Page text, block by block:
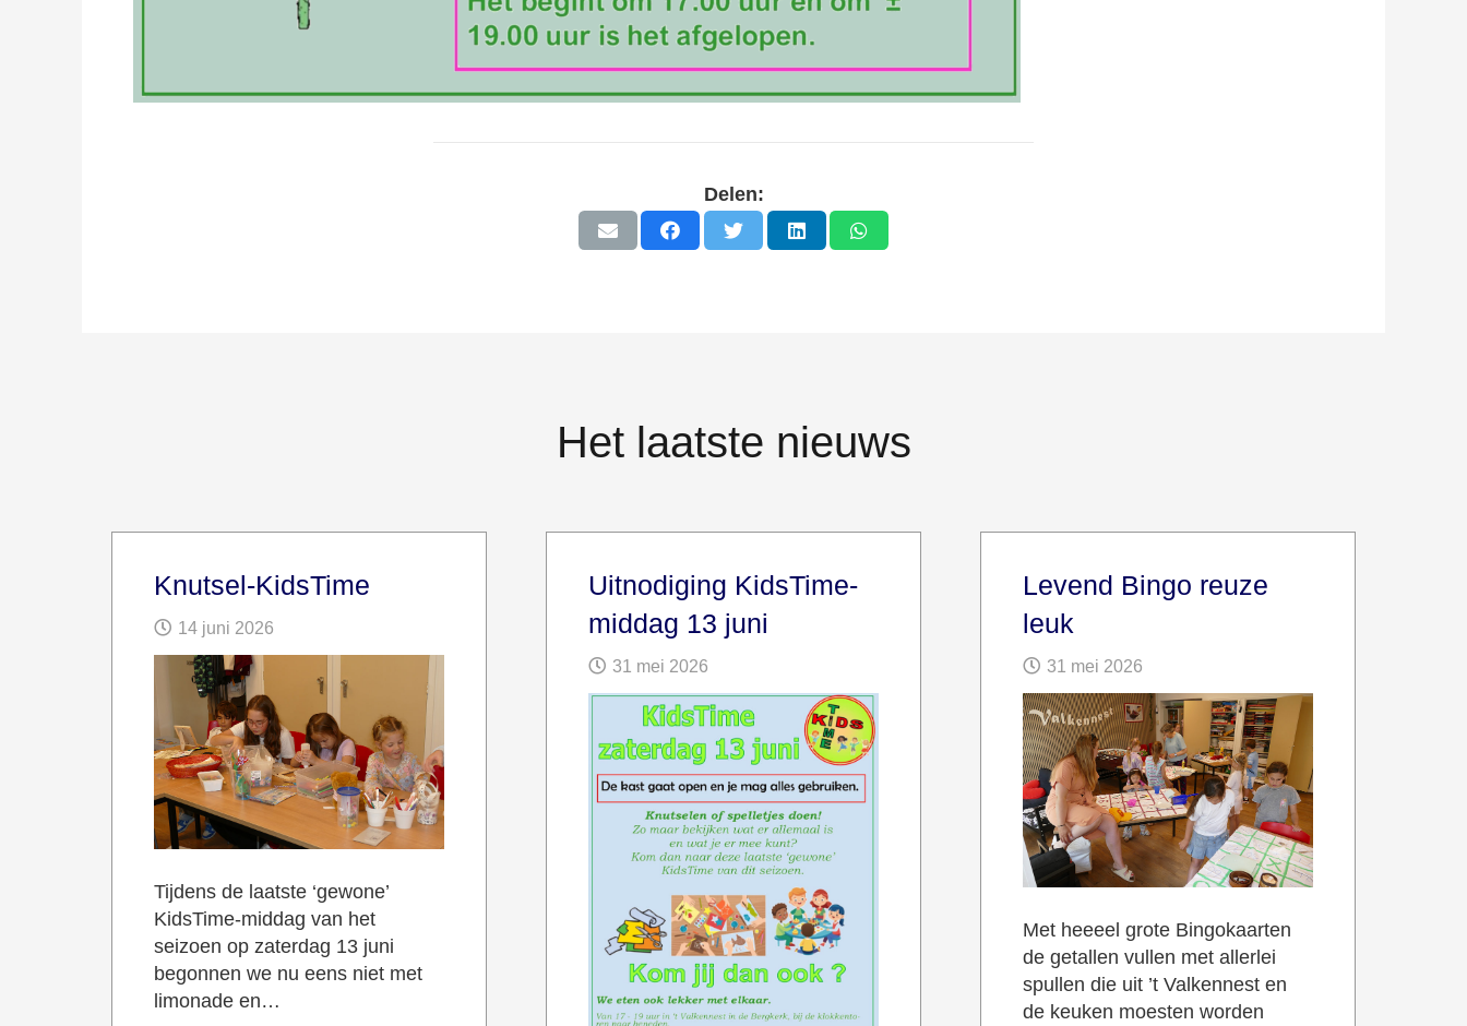
Delen:
Het laatste nieuws
Knutsel-KidsTime
14 juni 2026
Tijdens de laatste ‘gewone’
KidsTime-middag van het
seizoen op zaterdag 13 juni
begonnen we nu eens niet met
limonade en…
Uitnodiging KidsTime-
middag 13 juni
31 mei 2026
Levend Bingo reuze
leuk
31 mei 2026
Met heeeel grote Bingokaarten
de getallen vullen met allerlei
spullen die uit ’t Valkennest en
de keuken moesten worden